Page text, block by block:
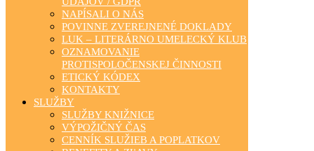
NAPÍSALI O NÁS
POVINNE ZVEREJNENÉ DOKLADY
LUK – LITERÁRNO UMELECKÝ KLUB
OZNAMOVANIE
PROTISPOLOČENSKEJ ČINNOSTI
ETICKÝ KÓDEX
KONTAKTY
SLUŽBY
SLUŽBY KNIŽNICE
VÝPOŽIČNÝ ČAS
CENNÍK SLUŽIEB A POPLATKOV